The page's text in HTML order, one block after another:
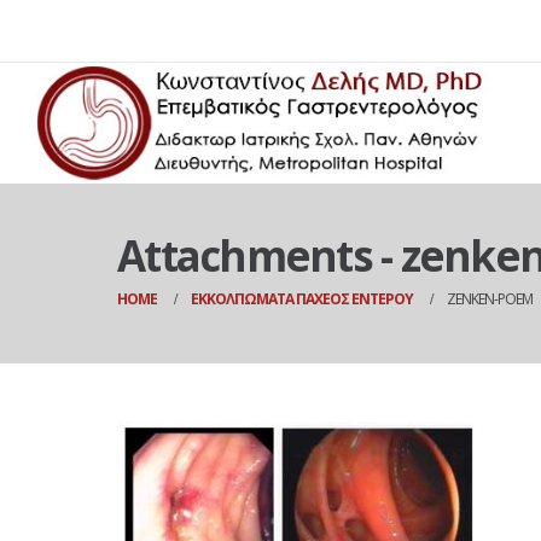
Attachments -
HOME ΕΚΚΟΛΠΏΜΑΤΑ ΠΑΧΈΟΣ ΕΝΤΈΡΟΥ ZENKEN-POEM